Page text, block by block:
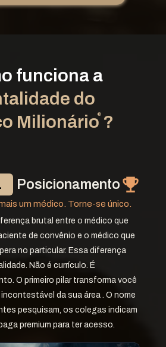
funciona a
do
Milionário ?
®
Posicionamento
um médico. Torne-se único.
brutal entre o médico que
de convênio e o médico que
no particular. Essa diferença
Não é currículo. É
O primeiro pilar transforma você
da sua área . O nome
pesquisam, os colegas indicam
premium para ter acesso.